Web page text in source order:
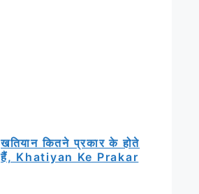
खतियान कितने प्रकार के होते
हैं, Khatiyan Ke Prakar